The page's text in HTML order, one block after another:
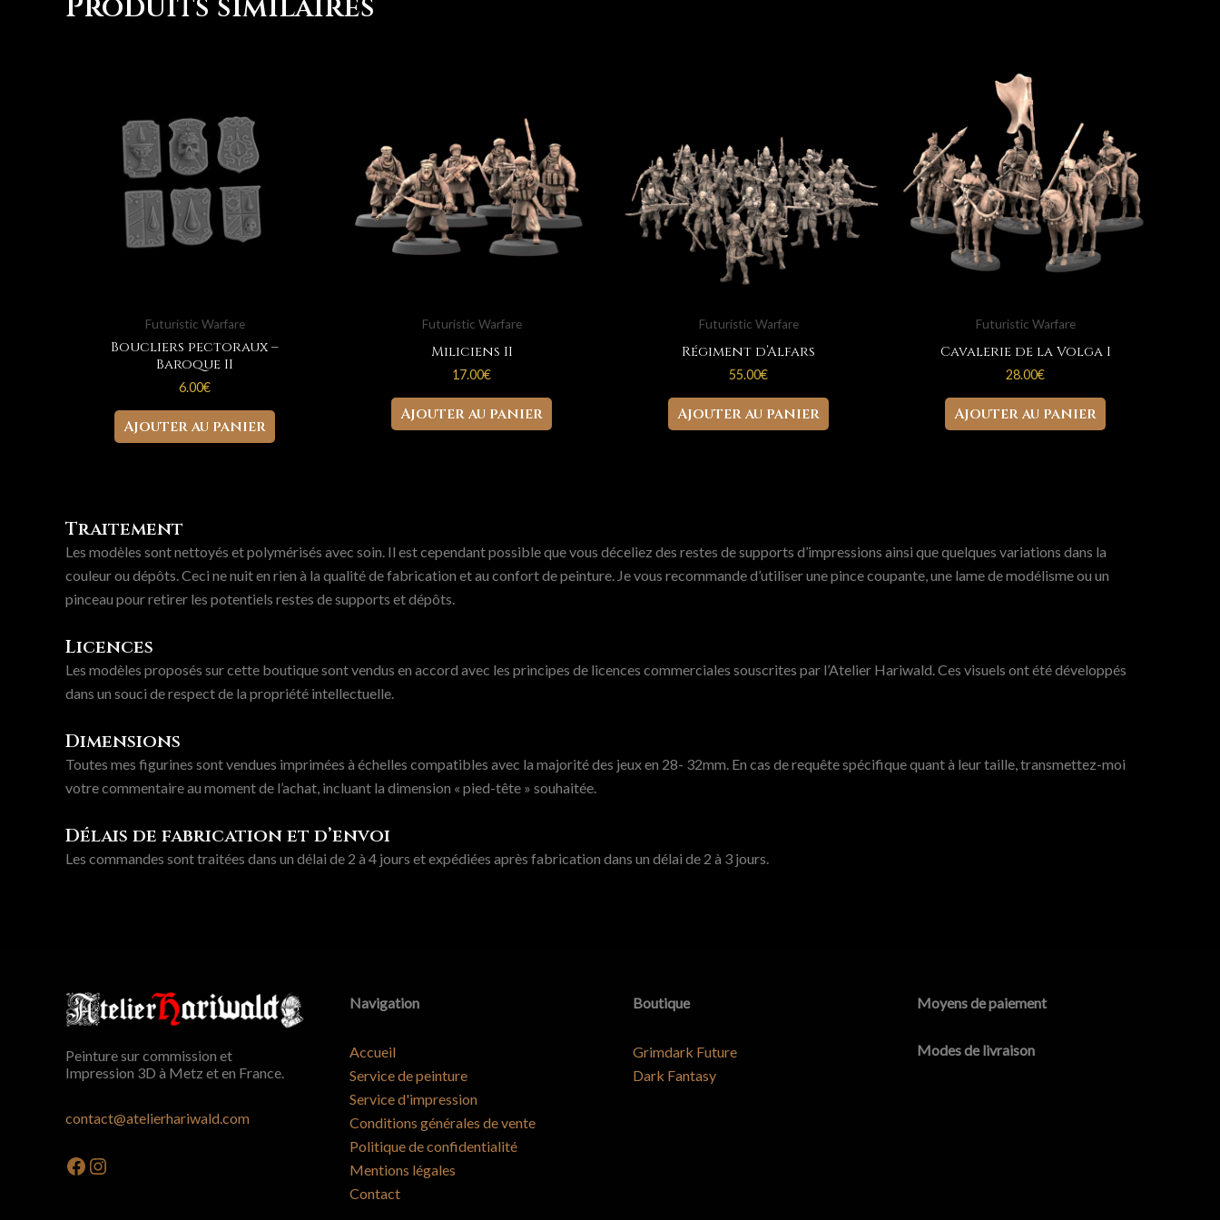
Futuristic Warfare
Boucliers pectoraux –
Baroque II
6.00€
Ajouter au panier
Futuristic Warfare
Miliciens II
17.00€
Ajouter au panier
Futuristic Warfare
Régiment d’Alfars
55.00€
Ajouter au panier
Futuristic Warfare
Cavalerie de la Volga I
28.00€
Ajouter au panier
Traitement
Les modèles sont nettoyés et polymérisés avec soin. Il est cependant possible que vous déceliez des restes de supports d’impressions ainsi que quelques variations dans la
couleur ou dépôts. Ceci ne nuit en rien à la qualité de fabrication et au confort de peinture. Je vous recommande d’utiliser une pince coupante, une lame de modélisme ou un
pinceau pour retirer les potentiels restes de supports et dépôts.
Licences
Les modèles proposés sur cette boutique sont vendus en accord avec les principes de licences commerciales souscrites par l’Atelier Hariwald. Ces visuels ont été développés
dans un souci de respect de la propriété intellectuelle.
Dimensions
Toutes mes figurines sont vendues imprimées à échelles compatibles avec la majorité des jeux en 28- 32mm. En cas de requête spécifique quant à leur taille, transmettez-moi
votre commentaire au moment de l’achat, incluant la dimension « pied-tête » souhaitée.
Délais de fabrication et d’envoi
Les commandes sont traitées dans un délai de 2 à 4 jours et expédiées après fabrication dans un délai de 2 à 3 jours.
Peinture sur commission et
Impression 3D à Metz et en France.
contact@atelierhariwald.com
Facebook
Instagram
Navigation
Accueil
Service de peinture
Service d'impression
Conditions générales de vente
Politique de confidentialité
Mentions légales
Contact
Boutique
Grimdark Future
Dark Fantasy
Moyens de paiement
Modes de livraison